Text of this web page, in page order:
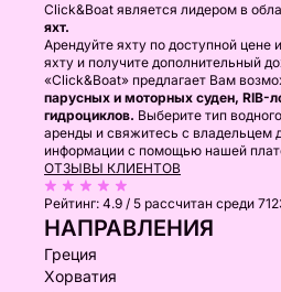
Click&Boat является лидером в
яхт.
Арендуйте яхту по доступной цене
яхту и получите дополнительный
«Click&Boat» предлагает Вам
парусных и моторных суден, RIB-
гидроциклов. Выберите тип
аренды и свяжитесь с владельцем
информации с помощью нашей
ОТЗЫВЫ КЛИЕНТОВ
Рейтинг: 4.9 / 5 рассчитан среди
НАПРАВЛЕНИЯ
Греция
Хорватия